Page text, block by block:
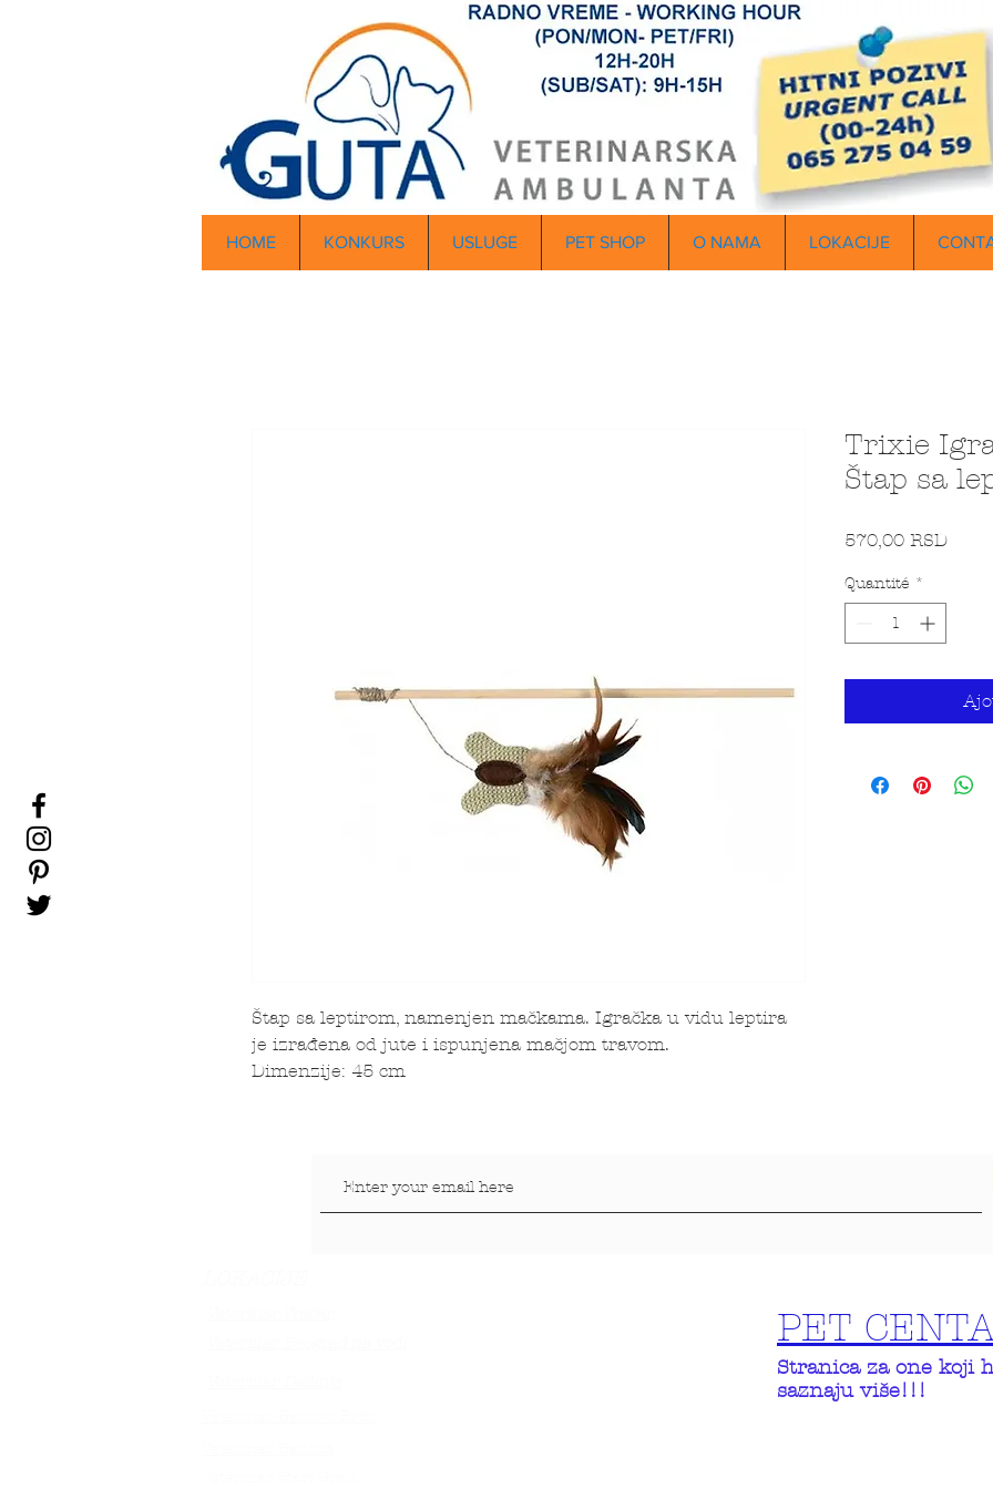
HOME KONKURS USLUGE PET SHOP O NAMA LOKACIJE
Štap sa leptirom, namenjen mačkama. Igračka u vidu leptira
je izrađena od jute i ispunjena mačjom travom.
Dimenzije: 45 cm
Trixie
Štap sa
570,00 RSDPrix
Quantité *
PET
Stranica za one koji
saznaju više!!!